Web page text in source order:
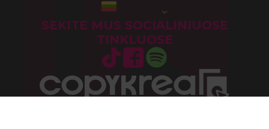
SEKITE MUS SOCIALINIUOSE
TINKLUOSE